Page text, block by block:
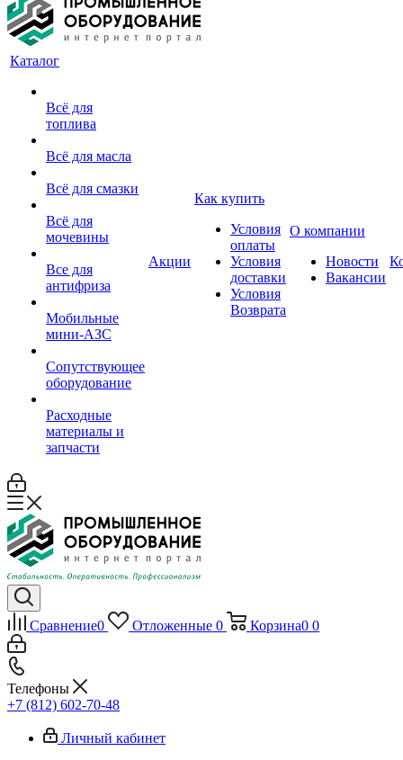
Каталог
Всё для
топлива
Всё для масла
Всё для смазки
Всё для
мочевины
Все для
антифриза
Мобильные
мини-АЗС
Сопутствующее
оборудование
Расходные
материалы и
запчасти
Акции
Как купить
Условия
оплаты
Условия
доставки
Условия
Возврата
О компании
Новости
Вакансии
Сравнение0 Отложенные 0 Корзина0 0
Телефоны
+7 (812) 602-70-48
Личный кабинет